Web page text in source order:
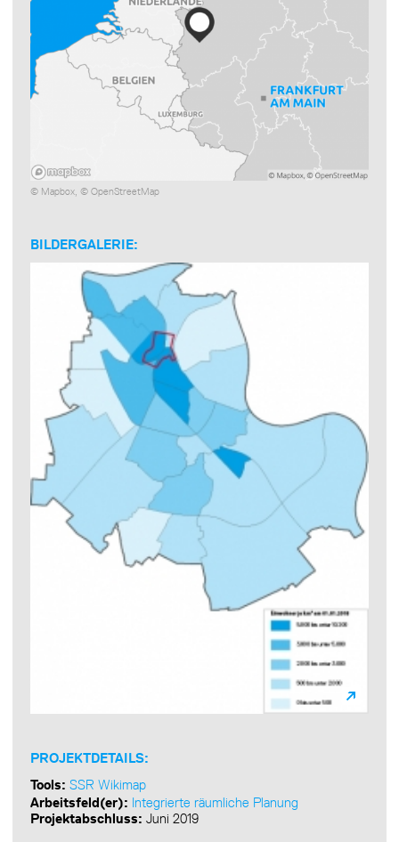
© Mapbox, ©OpenStreetMap
BILDERGALERIE:
PROJEKTDETAILS:
Tools: SSR Wikimap
Arbeitsfeld(er): Integrierte räumliche Planung
Projektabschluss: Juni 2019